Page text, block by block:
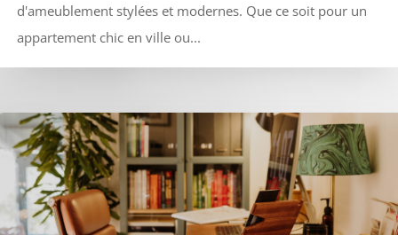
d'ameublement stylées et modernes. Que ce soit pour un
appartement chic en ville ou...